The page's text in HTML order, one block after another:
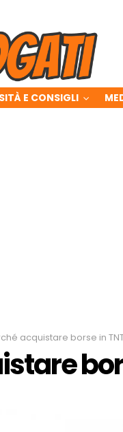
E CONSIGLI
acquistare borse in